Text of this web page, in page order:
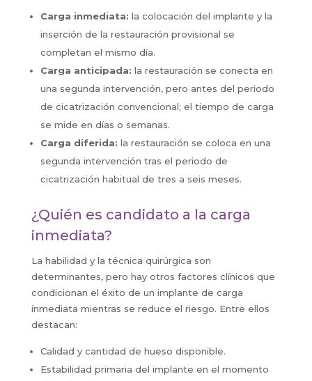
Carga inmediata: la colocación del implante y la
inserción de la restauración provisional se
completan el mismo día.
Carga anticipada: la restauración se conecta en
una segunda intervención, pero antes del periodo
de cicatrización convencional; el tiempo de carga
se mide en días o semanas.
Carga diferida: la restauración se coloca en una
segunda intervención tras el periodo de
cicatrización habitual de tres a seis meses.
¿Quién es candidato a la carga
inmediata?
La habilidad y la técnica quirúrgica son
determinantes, pero hay otros factores clínicos que
condicionan el éxito de un implante de carga
inmediata mientras se reduce el riesgo. Entre ellos
destacan:
Calidad y cantidad de hueso disponible.
Estabilidad primaria del implante en el momento